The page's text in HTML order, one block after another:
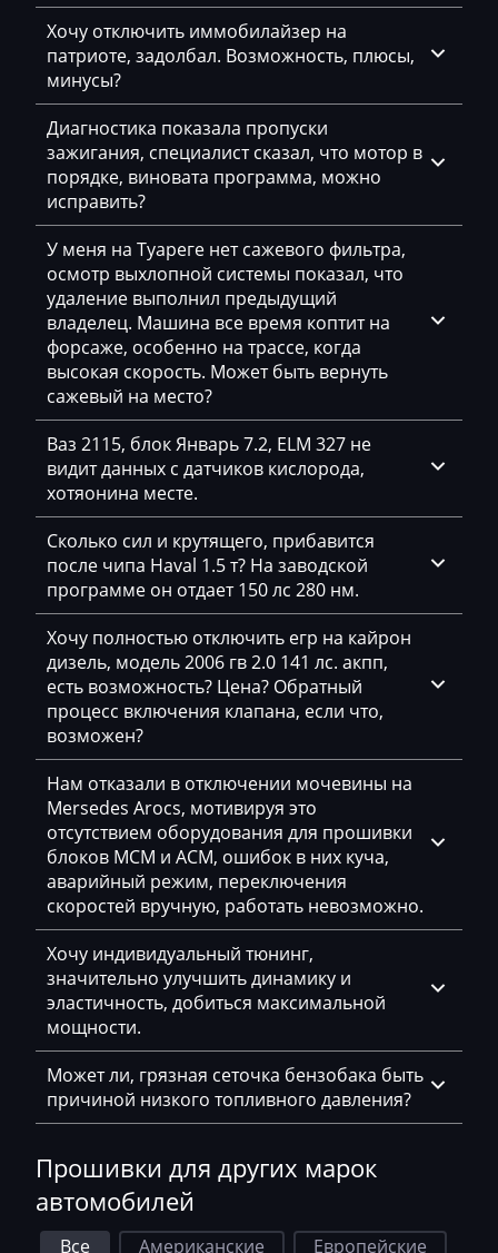
Claas
CMI
Comacchio
Cupra
Dacia
Daewoo
DAF
Daihatsu
Dammann
Derways
Deutz
Dewulf
Dieci
Dodge
Dongfeng
Doosan
Doppstadt
Dynapac
EcoLog
Eggersmann
Exeed
Extreme moto
Faresin
Farmtrac
FAW
Fendt
Fiat
Ford
Foton
Simos 12xx
Simos 16
Simos 18xx
Simos 3xx
Simos 6xx
Simos 7xx
Simos 8xx
Хочу отключить иммобилайзер на
патриоте, задолбал. Возможность, плюсы,
минусы?
Диагностика показала пропуски
зажигания, специалист сказал, что мотор в
порядке, виновата программа, можно
исправить?
У меня на Туареге нет сажевого фильтра,
осмотр выхлопной системы показал, что
удаление выполнил предыдущий
владелец. Машина все время коптит на
форсаже, особенно на трассе, когда
высокая скорость. Может быть вернуть
сажевый на место?
Ваз 2115, блок Январь 7.2, ELM 327 не
видит данных с датчиков кислорода,
хотяонина месте.
Сколько сил и крутящего, прибавится
после чипа Haval 1.5 т? На заводской
программе он отдает 150 лс 280 нм.
Хочу полностью отключить егр на кайрон
дизель, модель 2006 гв 2.0 141 лс. акпп,
есть возможность? Цена? Обратный
процесс включения клапана, если что,
возможен?
Нам отказали в отключении мочевины на
Mersedes Arocs, мотивируя это
отсутствием оборудования для прошивки
блоков MCM и ACM, ошибок в них куча,
аварийный режим, переключения
скоростей вручную, работать невозможно.
Хочу индивидуальный тюнинг,
значительно улучшить динамику и
эластичность, добиться максимальной
мощности.
Может ли, грязная сеточка бензобака быть
причиной низкого топливного давления?
Прошивки для других марок
автомобилей
Все Американские Европейские